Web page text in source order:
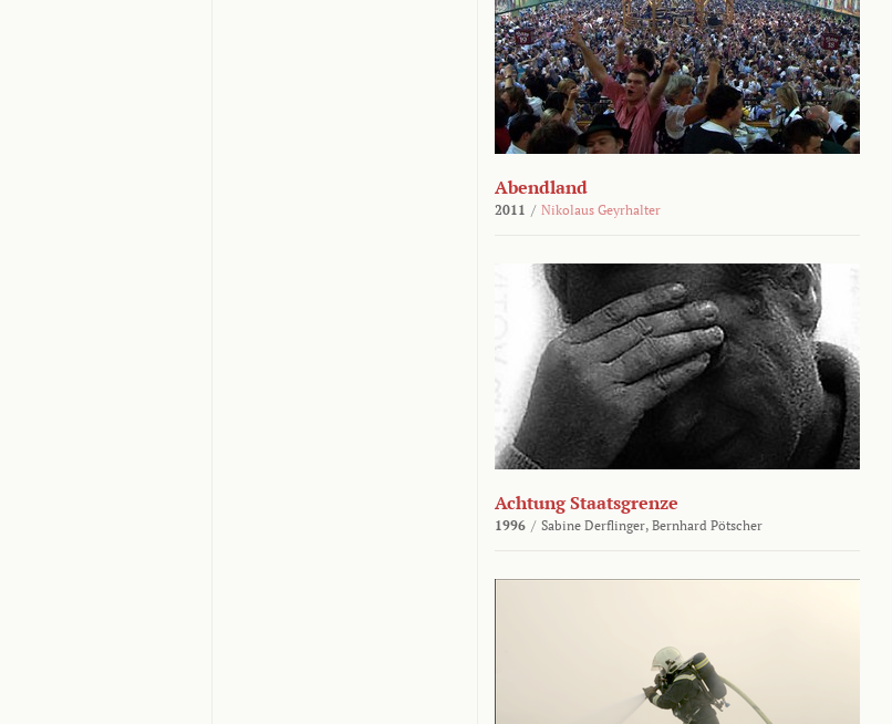
Abendland
2011 / Nikolaus Geyrhalter
Achtung Staatsgrenze
1996 / Sabine Derflinger, Bernhard Pötscher